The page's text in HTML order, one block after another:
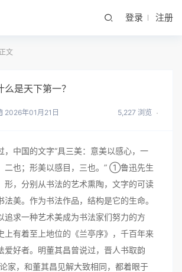
登录 注册
文
么是天下第一？
2026年01月21日 5,227 浏览
中国的文字“具三美：意美以感心，一
二也；形美以感目，三也。” ①鲁迅先生
形，分别从书法的艺术熏陶，文字的可读
法美。作为书法作品，结构是它的生命。
追求一种艺术美成为书法家们努力的方
上有着至上地位的《兰亭序》，千百年来
爱好者。明董其昌曾说过，晋人书取韵
家，和董其昌见解大致相同，都着眼于